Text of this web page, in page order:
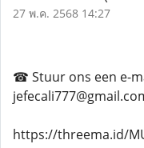
27 พ.ค. 2568 14:27
☎ Stuur ons een e-
https://threema.id/